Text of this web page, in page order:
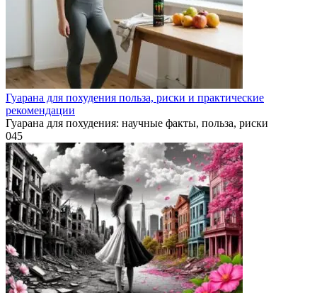
Гуарана для похудения польза, риски и практические
рекомендации
Гуарана для похудения: научные факты, польза, риски
045